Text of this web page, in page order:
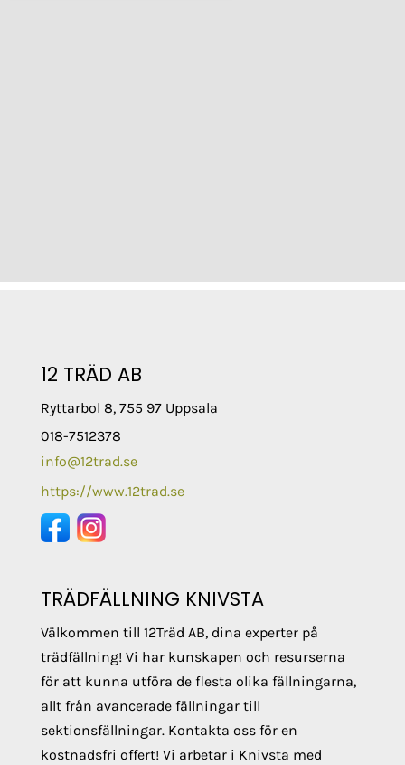
12 TRÄD AB
Ryttarbol 8, 755 97 Uppsala
018-7512378
info@12trad.se
https://www.12trad.se
TRÄDFÄLLNING KNIVSTA
Välkommen till 12Träd AB, dina experter på
trädfällning! Vi har kunskapen och resurserna
för att kunna utföra de flesta olika fällningarna,
allt från avancerade fällningar till
sektionsfällningar. Kontakta oss för en
kostnadsfri offert! Vi arbetar i Knivsta med